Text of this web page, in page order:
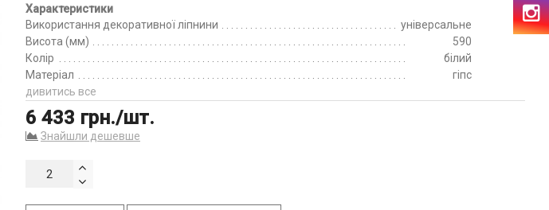
Характеристики
Використання декоративної ліпнини
універсальне
Висота (мм)
590
Колір
білий
Матеріал
гіпс
дивитись все
6 433 грн./шт.
Знайшли дешевше